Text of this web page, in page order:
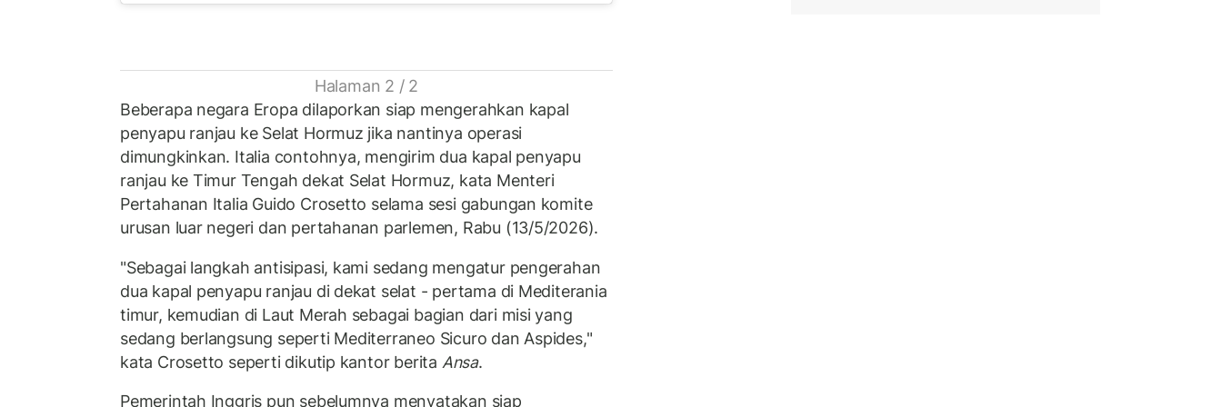
Halaman 2 / 2
Beberapa negara Eropa dilaporkan siap mengerahkan kapal
penyapu ranjau ke Selat Hormuz jika nantinya operasi
dimungkinkan. Italia contohnya, mengirim dua kapal penyapu
ranjau ke Timur Tengah dekat Selat Hormuz, kata Menteri
Pertahanan Italia Guido Crosetto selama sesi gabungan komite
urusan luar negeri dan pertahanan parlemen, Rabu (13/5/2026).
"Sebagai langkah antisipasi, kami sedang mengatur pengerahan
dua kapal penyapu ranjau di dekat selat - pertama di Mediterania
timur, kemudian di Laut Merah sebagai bagian dari misi yang
sedang berlangsung seperti Mediterraneo Sicuro dan Aspides,"
kata Crosetto seperti dikutip kantor berita Ansa.
Pemerintah Inggris pun sebelumnya menyatakan siap